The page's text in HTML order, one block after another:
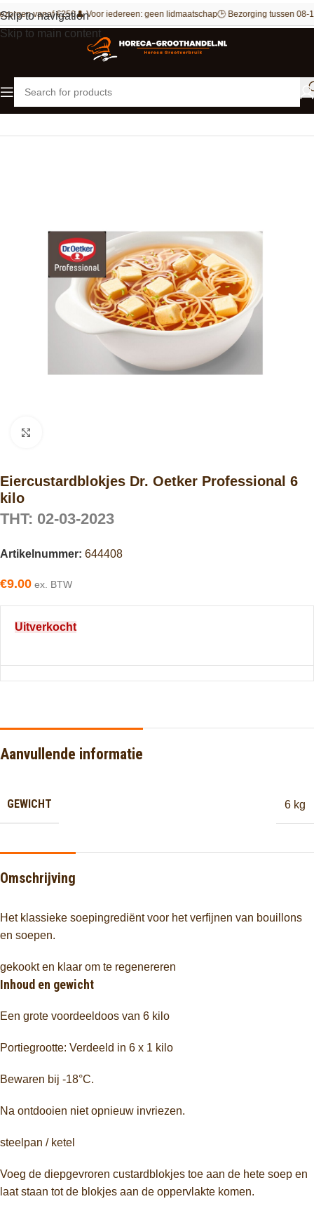
Skip to navigation
Skip to main content
vanaf €250👤 Voor iedereen: geen lidmaatschap🕒 Bezorging tussen 08-
Home Maaltijden
Eiercustardblokjes Dr. Oetker Professional 6
kilo
THT: 02-03-2023
Artikelnummer: 644408
€9.00 ex. BTW
Uitverkocht
Aanvullende informatie
GEWICHT 6 kg
Omschrijving
Het klassieke soepingrediënt voor het verfijnen van bouillons
en soepen.
gekookt en klaar om te regenereren
Inhoud en gewicht
Een grote voordeeldoos van 6 kilo
Portiegrootte: Verdeeld in 6 x 1 kilo
Bewaren bij -18°C.
Na ontdooien niet opnieuw invriezen.
steelpan / ketel
Voeg de diepgevroren custardblokjes toe aan de hete soep en
laat staan ​​tot de blokjes aan de oppervlakte komen.